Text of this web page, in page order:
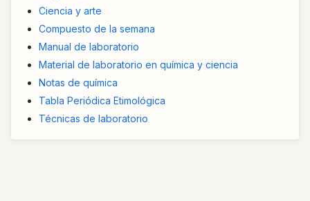
Ciencia y arte
Compuesto de la semana
Manual de laboratorio
Material de laboratorio en química y ciencia
Notas de química
Tabla Periódica Etimológica
Técnicas de laboratorio